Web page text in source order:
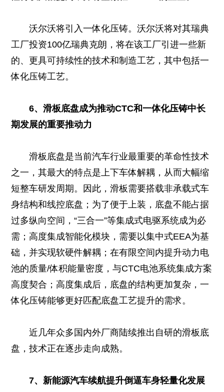
沃尔沃将引入一体化压铸。沃尔沃将对其瑞典
工厂投资100亿瑞典克朗，将在该工厂引进一些新
的、更具可持续性的技术和制造工艺，其中包括一
体化压铸工艺。
6、滑板底盘成为推动CTC和一体化压铸中长
期发展的重要推动力
滑板底盘是当前汽车行业最重要的革命性技术
之一，其最大的特点是上下车体解耦，从而大幅缩
短整车研发周期。因此，滑板需要搭载非承载式车
身结构和线控底盘；为了便于上装，底盘不能占据
过多纵向空间，“三合一”等集成式电驱系统成为必
需；高度集成智能化模块，需要以集中式EEA为基
础，并实现软硬件解耦；在有限空间内提升动力电
池的质量/体积能量密度，与CTC电池系统集成方案
高度契合；高度集成后，底盘的结构更加复杂，一
体化压铸能够更好匹配底盘工艺提升的需求。
近几年众多国内外厂商陆续推出自研的滑板底
盘，技术正在逐步走向成熟。
7、新能源汽车续航提升倒逼车身轻量化发展